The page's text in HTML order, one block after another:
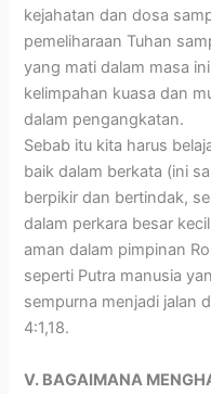
kejahatan dan dosa
pemeliharaan Tuhan
yang mati dalam masa
kelimpahan kuasa dan
dalam pengangkatan.
Sebab itu kita harus
baik dalam berkata (ini
berpikir dan bertindak,
dalam perkara besar
aman dalam pimpinan
seperti Putra manusia
sempurna menjadi jalan
4:1,18.
V. BAGAIMANA